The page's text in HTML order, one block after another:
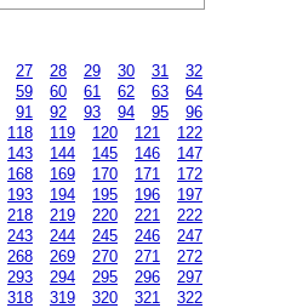
27 28 29 30 31
32
59 60 61 62 63
64
91 92 93 94 95
96
118 119 120 121
122
143 144 145 146
147
168 169 170 171
172
193 194 195 196
197
218 219 220 221
222
243 244 245 246
247
268 269 270 271
272
293 294 295 296
297
318 319 320 321
322